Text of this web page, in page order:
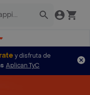
y disfruta de
Aplican TyC